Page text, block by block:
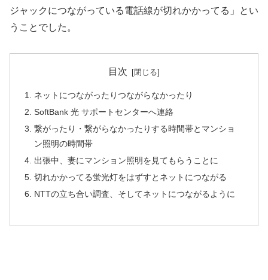
ジャックにつながっている電話線が切れかかってる」とい
うことでした。
目次
ネットにつながったりつながらなかったり
SoftBank 光 サポートセンターへ連絡
繋がったり・繋がらなかったりする時間帯とマンショ
ン照明の時間帯
出張中、妻にマンション照明を見てもらうことに
切れかかってる蛍光灯をはずすとネットにつながる
NTTの立ち合い調査、そしてネットにつながるように